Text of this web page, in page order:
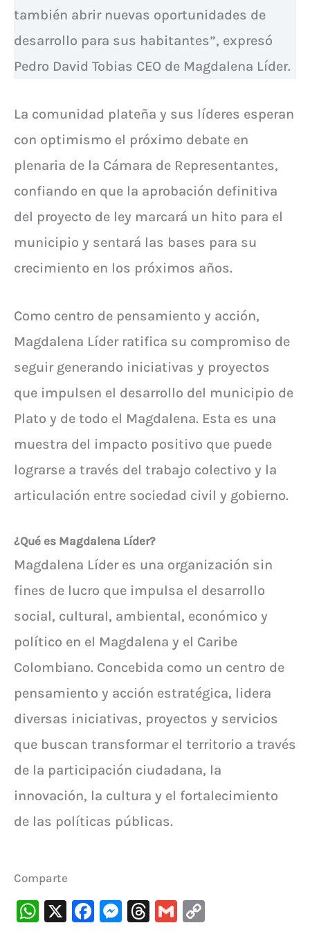
también abrir nuevas oportunidades de
desarrollo para sus habitantes”, expresó
Pedro David Tobias CEO de Magdalena Líder.
La comunidad plateña y sus líderes esperan
con optimismo el próximo debate en
plenaria de la Cámara de Representantes,
confiando en que la aprobación definitiva
del proyecto de ley marcará un hito para el
municipio y sentará las bases para su
crecimiento en los próximos años.
Como centro de pensamiento y acción,
Magdalena Líder ratifica su compromiso de
seguir generando iniciativas y proyectos
que impulsen el desarrollo del municipio de
Plato y de todo el Magdalena. Esta es una
muestra del impacto positivo que puede
lograrse a través del trabajo colectivo y la
articulación entre sociedad civil y gobierno.
¿Qué es Magdalena Líder?
Magdalena Líder es una organización sin
fines de lucro que impulsa el desarrollo
social, cultural, ambiental, económico y
político en el Magdalena y el Caribe
Colombiano. Concebida como un centro de
pensamiento y acción estratégica, lidera
diversas iniciativas, proyectos y servicios
que buscan transformar el territorio a través
de la participación ciudadana, la
innovación, la cultura y el fortalecimiento
de las políticas públicas.
Comparte
W X
F
M T
G